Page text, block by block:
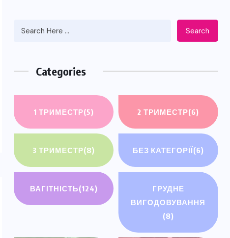
Search
Categories
1 ТРИМЕСТР(5) 2 ТРИМЕСТР(6)
3 ТРИМЕСТР(8) БЕЗ КАТЕГОРІЇ(6)
ВАГІТНІСТЬ(124)
ГРУДНЕ
ВИГОДОВУВАННЯ
(8)